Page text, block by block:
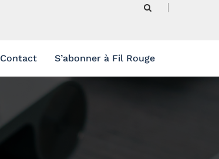
Contact S’abonner à Fil Rouge